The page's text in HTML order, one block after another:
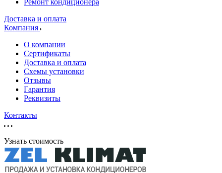
Ремонт кондиционера
Доставка и оплата
Компания
О компании
Сертификаты
Доставка и оплата
Схемы установки
Отзывы
Гарантия
Реквизиты
Контакты
Узнать стоимость